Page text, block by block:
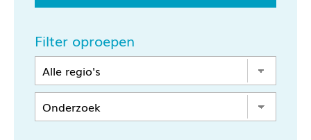
Filter oproepen